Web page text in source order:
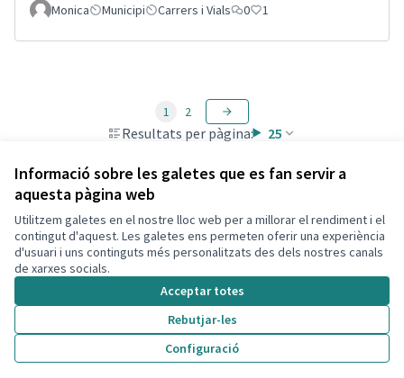
Informació sobre les galetes que es fan servir a
aquesta pàgina web
Utilitzem galetes en el nostre lloc web per a millorar el rendiment i el
contingut d'aquest. Les galetes ens permeten oferir una experiència
d'usuari i uns continguts més personalitzats des dels nostres canals
de xarxes socials.
Acceptar totes
Rebutjar-les
Configuració
Monica Municipi Carrers i Vials 0 1
Resultats per pàgina: 25
1 2
Termes i condicions d'ús
Configuració de les galetes
Decidim Calafell a X
(Enllaç extern)
Decidim Calafell a Facebook
Decidim Calafell a YouTube
Decidim Calafell a GitHub
(Enllaç extern)
Web creada ambprogramari lliure .
Amb
(Enllaç